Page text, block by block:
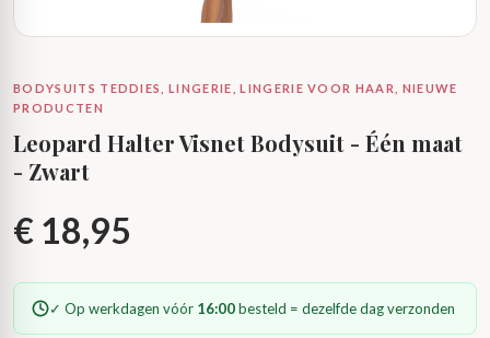
BODYSUITS TEDDIES, LINGERIE, LINGERIE VOOR HAAR, NIEUWE
PRODUCTEN
Leopard Halter Visnet Bodysuit - Één maat
- Zwart
€ 18,95
✓ Op werkdagen vóór 16:00besteld = dezelfde dag verzonden